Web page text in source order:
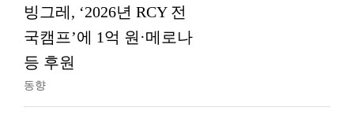
빙그레, ‘2026년 RCY 전
국캠프’에 1억 원·메로나
등 후원
동향